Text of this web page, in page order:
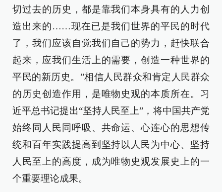
切过去的历史，都是靠我们本身具有的人力创
造出来的……现在已是我们世界的平民的时代
了，我们应该自觉我们自己的势力，赶快联合
起来，应我们生活上的需要，创造一种世界的
平民的新历史。”相信人民群众和肯定人民群众
的历史创造作用，是唯物史观的本质所在。习
近平总书记提出“坚持人民至上”，将中国共产党
始终同人民同呼吸、共命运、心连心的思想传
统和百年实践提高到坚持以人民为中心、坚持
人民至上的高度，成为唯物史观发展史上的一
个重要理论成果。